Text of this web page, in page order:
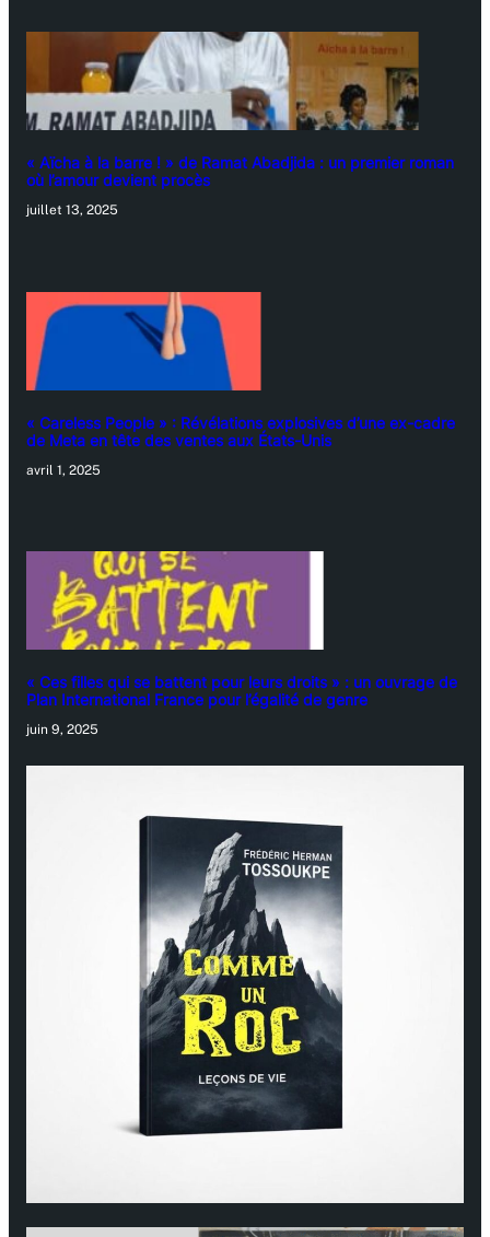
« Aïcha à la barre ! » de Ramat Abadjida : un premier roman
où l’amour devient procès
juillet 13, 2025
« Careless People » : Révélations explosives d’une ex-cadre
de Meta en tête des ventes aux États-Unis
avril 1, 2025
« Ces filles qui se battent pour leurs droits » : un ouvrage de
Plan International France pour l’égalité de genre
juin 9, 2025